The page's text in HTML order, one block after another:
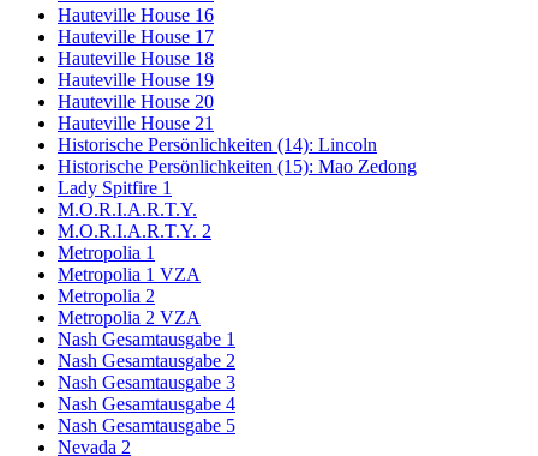
Hauteville House 16
Hauteville House 17
Hauteville House 18
Hauteville House 19
Hauteville House 20
Hauteville House 21
Historische Persönlichkeiten (14): Lincoln
Historische Persönlichkeiten (15): Mao Zedong
Lady Spitfire 1
M.O.R.I.A.R.T.Y.
M.O.R.I.A.R.T.Y. 2
Metropolia 1
Metropolia 1 VZA
Metropolia 2
Metropolia 2 VZA
Nash Gesamtausgabe 1
Nash Gesamtausgabe 2
Nash Gesamtausgabe 3
Nash Gesamtausgabe 4
Nash Gesamtausgabe 5
Nevada 2